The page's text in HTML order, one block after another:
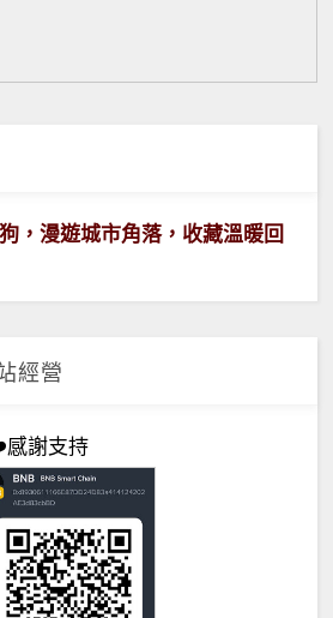
，漫遊城市角落，收藏溫暖回
經營
謝支持